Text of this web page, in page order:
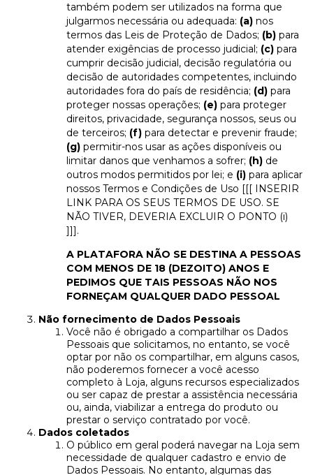
também podem ser utilizados na forma que
julgarmos necessária ou adequada: (a) nos
termos das Leis de Proteção de Dados; (b) para
atender exigências de processo judicial; (c) para
cumprir decisão judicial, decisão regulatória ou
decisão de autoridades competentes, incluindo
autoridades fora do país de residência; (d) para
proteger nossas operações; (e) para proteger
direitos, privacidade, segurança nossos, seus ou
de terceiros; (f) para detectar e prevenir fraude;
(g) permitir-nos usar as ações disponíveis ou
limitar danos que venhamos a sofrer; (h) de
outros modos permitidos por lei; e (i) para aplicar
nossos Termos e Condições de Uso [[[ INSERIR
LINK PARA OS SEUS TERMOS DE USO. SE
NÃO TIVER, DEVERIA EXCLUIR O PONTO (i)
]]].
A PLATAFORA NÃO SE DESTINA A PESSOAS
COM MENOS DE 18 (DEZOITO) ANOS E
PEDIMOS QUE TAIS PESSOAS NÃO NOS
FORNEÇAM QUALQUER DADO PESSOAL
Não fornecimento de Dados Pessoais
Você não é obrigado a compartilhar os Dados
Pessoais que solicitamos, no entanto, se você
optar por não os compartilhar, em alguns casos,
não poderemos fornecer a você acesso
completo à Loja, alguns recursos especializados
ou ser capaz de prestar a assistência necessária
ou, ainda, viabilizar a entrega do produto ou
prestar o serviço contratado por você.
Dados coletados
O público em geral poderá navegar na Loja sem
necessidade de qualquer cadastro e envio de
Dados Pessoais. No entanto, algumas das